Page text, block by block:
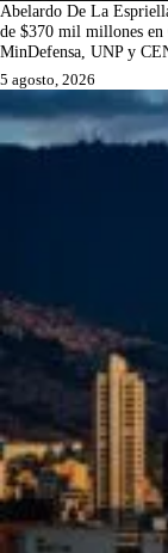
Abelardo De La
de $370 mil millones
MinDefensa, UNP y
5 agosto, 2026